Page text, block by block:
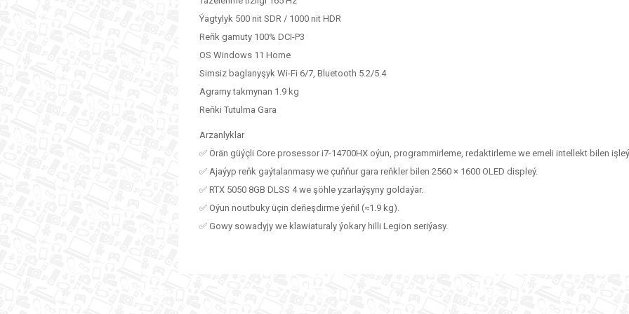
Ýagtylyk 500 nit SDR / 1000 nit HDR
Reňk gamuty 100% DCI-P3
OS Windows 11 Home
Simsiz baglanyşyk Wi-Fi 6/7, Bluetooth 5.2/5.4
Agramy takmynan 1.9 kg
Reňki Tutulma Gara
Arzanlyklar
✅ Örän güýçli Core prosessor i7-14700HX oýun, programmirleme, redaktirleme we emeli intellekt bilen
✅ Ajaýyp reňk gaýtalanmasy we çuňňur gara reňkler bilen 2560 × 1600 OLED displeý.
✅ RTX 5050 8GB DLSS 4 we şöhle yzarlaýşyny goldaýar.
✅ Oýun noutbuky üçin deňeşdirme ýeňil (≈1.9 kg).
✅ Gowy sowadyjy we klawiaturaly ýokary hilli Legion seriýasy.